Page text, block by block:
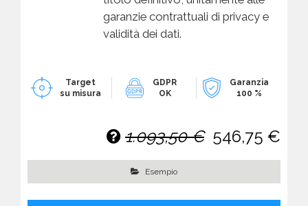
garanzie contrattuali di privacy e
validità dei dati.
Target
su misura
GDPR
OK
Garanzia
100 %
1.093,50 € 546,75 €
Esempio